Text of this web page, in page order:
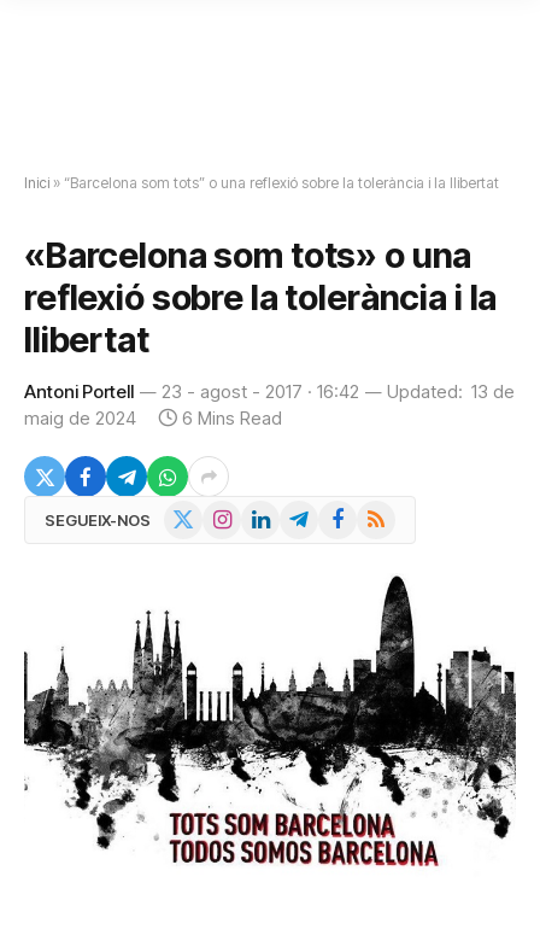
Inici » “Barcelona som tots” o una reflexió sobre la tolerància i la llibertat
«Barcelona som tots» o una
reflexió sobre la tolerància i la
llibertat
Antoni Portell 23 - agost - 2017 · 16:42 Updated: 13 de
maig de 2024
6 Mins Read
SEGUEIX-NOS InstagramLinkedInTelegramFacebook
RSS